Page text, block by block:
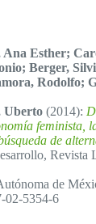
Esther;
Berger,
Rodolfo;
Uberto (2014):
feminista,
de
Revista
de
02-5354-6